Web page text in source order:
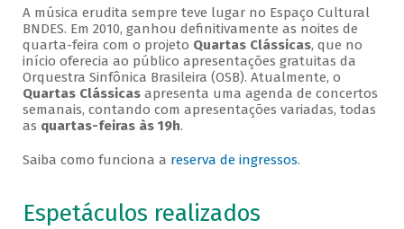
A música erudita sempre teve lugar no Espaço Cultural
BNDES. Em 2010, ganhou definitivamente as noites de
quarta-feira com o projeto Quartas Clássicas, que no
início oferecia ao público apresentações gratuitas da
Orquestra Sinfônica Brasileira (OSB). Atualmente, o
Quartas Clássicasapresenta uma agenda de concertos
semanais, contando com apresentações variadas, todas
as quartas-feiras às 19h.
Saiba como funciona a reserva de ingressos.
Espetáculos realizados